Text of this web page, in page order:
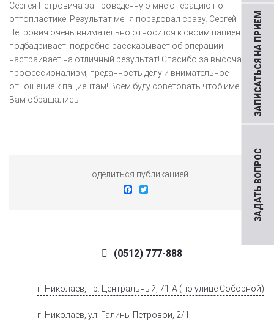
ЗАДАТЬ ВОПРОС
ЗАПИСАТЬСЯ НА ПРИЕМ
Сергея Петровича за проведенную мне операцию по
оттопластике. Результат меня порадовал сразу. Сергей
Петрович очень внимательно относится к своим пациентам,
подбадривает, подробно рассказывает об операции,
настраивает на отличный результат! Спасибо за высочайший
профессионализм, преданность делу и внимательное
отношение к пациентам! Всем буду советовать чтоб именно к
Вам обращались!
Поделиться публикацией
Facebook
(0512) 777-888
г. Николаев, пр. Центральный, 71-А (по улице Соборной)
г. Николаев, ул. Галины Петровой, 2/1